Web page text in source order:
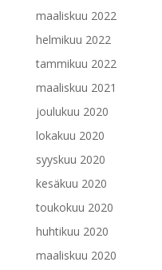
maaliskuu 2022
helmikuu 2022
tammikuu 2022
maaliskuu 2021
joulukuu 2020
lokakuu 2020
syyskuu 2020
kesäkuu 2020
toukokuu 2020
huhtikuu 2020
maaliskuu 2020